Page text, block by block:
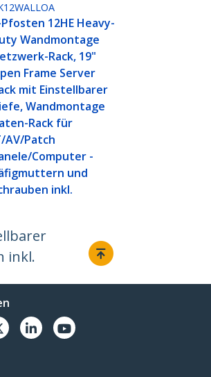
12HE Heavy-
Wandmontage
Rack, 19"
Frame Server
mit Einstellbarer
Wandmontage
Rack für
AV/Patch
Computer -
und
inkl.
inkl.